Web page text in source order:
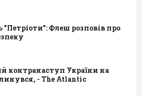
"Петріоти": Флеш розповів про
контранаступ України на
- The Atlantic